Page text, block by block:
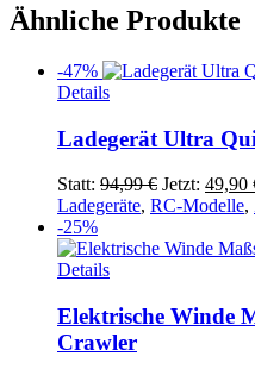
Ähnliche Produkte
-47%
Details
Ladegerät Ultra
Statt: 94,99€
Preis
94,99 €
Jetzt: 49,90
Ladegeräte, RC-Modelle,
-25%
Details
Elektrische Winde
Crawler